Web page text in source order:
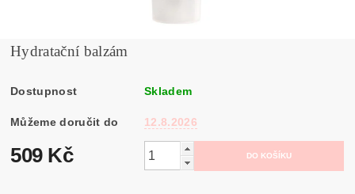
Hydratační balzám
Dostupnost Skladem
Můžeme doručit do 12.8.2026
509 Kč